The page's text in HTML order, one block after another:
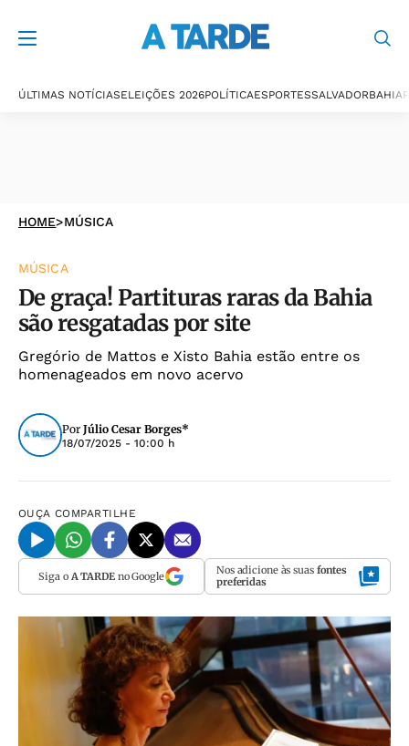
ÚLTIMAS NOTÍCIASELEIÇÕES 2026POLÍTICAESPORTESSALVADORBAHIA
HOME>MÚSICA
MÚSICA
De graça! Partituras raras da Bahia
são resgatadas por site
Gregório de Mattos e Xisto Bahia estão entre os
homenageados em novo acervo
Por Júlio Cesar Borges*
18/07/2025 - 10:00 h
OUÇA COMPARTILHE
Siga o A TARDEno Google Nos adicione às suas fontes
preferidas